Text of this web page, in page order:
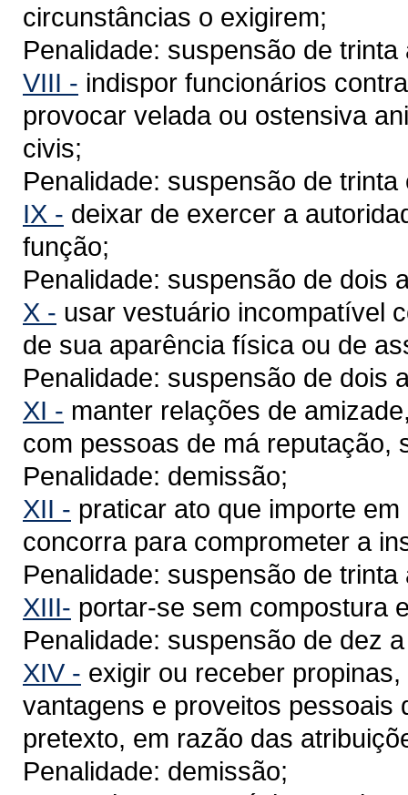
circunstâncias o exigirem;
Penalidade: suspensão de
VIII - indispor funcionários
provocar velada ou ostensiva
civis;
Penalidade: suspensão de
IX - deixar de exercer a
função;
Penalidade: suspensão de dois
X - usar vestuário incompatível
de sua aparência física ou de
Penalidade: suspensão de dois
XI - manter relações de
com pessoas de má reputação,
Penalidade: demissão;
XII - praticar ato que importe
concorra para comprometer a
Penalidade: suspensão de
XIII- portar-se sem compostura
Penalidade: suspensão de dez
XIV - exigir ou receber
vantagens e proveitos pessoais
pretexto, em razão das
Penalidade: demissão;